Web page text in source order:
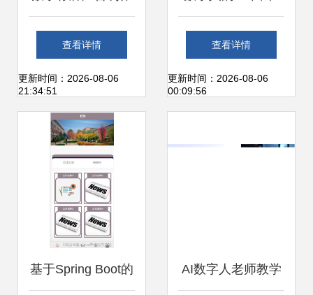
的经济学问题 数字
内容制作服务优化
之道
查看详情
更新时间：2026-08-06
21:34:51
元宇宙中过气，在
AIGC中重生
查看详情
更新时间：2026-08-06
00:09:56
基于Spring Boot的 AI数字人老师教学